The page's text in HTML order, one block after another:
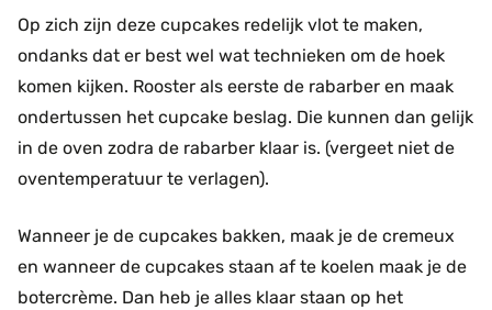
Op zich zijn deze cupcakes redelijk vlot te maken,
ondanks dat er best wel wat technieken om de hoek
komen kijken. Rooster als eerste de rabarber en maak
ondertussen het cupcake beslag. Die kunnen dan gelijk
in de oven zodra de rabarber klaar is. (vergeet niet de
oventemperatuur te verlagen).
Wanneer je de cupcakes bakken, maak je de cremeux
en wanneer de cupcakes staan af te koelen maak je de
botercrème. Dan heb je alles klaar staan op het